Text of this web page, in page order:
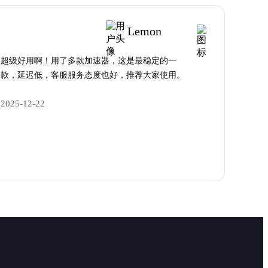
Lemon
超级好用啊！用了多款加速器，这是最稳定的一
款，延迟低，客服服务态度也好，推荐大家使用。
2025-12-22